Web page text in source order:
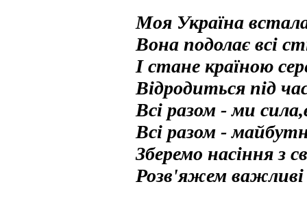
Моя Україна
Вона подолає всі
І стане країною
Відродиться під
Всі разом - ми
Всі разом -
Зберемо насіння з
Розв'яжем важливі